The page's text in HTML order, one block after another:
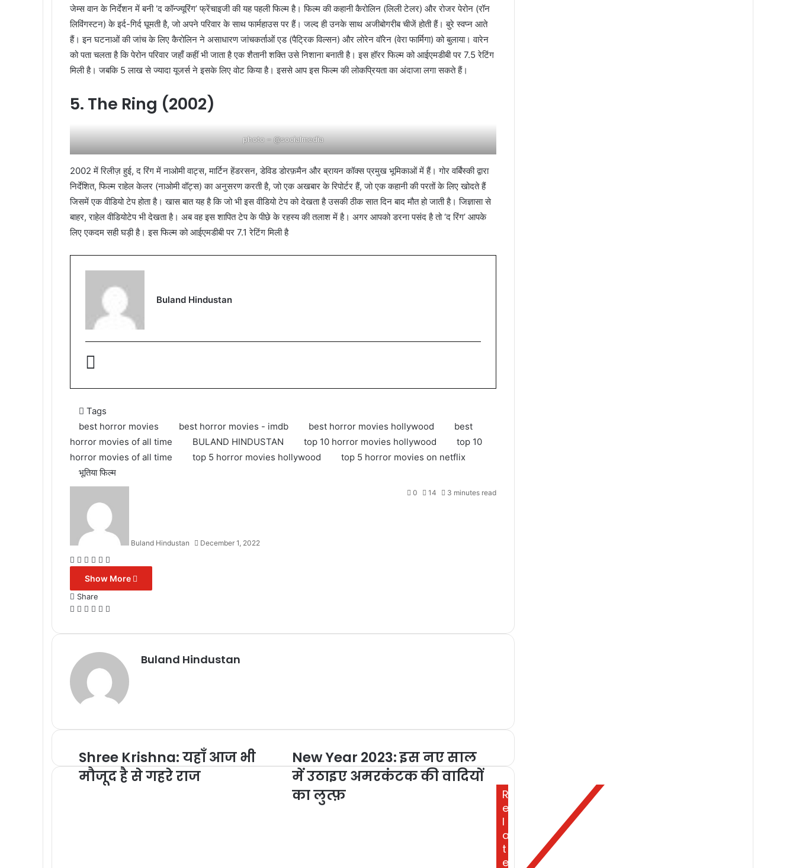
जेम्स वान के निर्देशन में बनी ‘द कॉन्ज्यूरिंग’ फ्रेंचाइजी की यह पहली फिल्म है। फिल्म की कहानी कैरोलिन (लिली टेलर) और रोजर पेरोन (रॉन
लिविंगस्टन) के इर्द-गिर्द घूमती है, जो अपने परिवार के साथ फार्महाउस पर हैं। जल्द ही उनके साथ अजीबोगरीब चीजें होती हैं। बुरे स्वप्न आते
हैं। इन घटनाओं की जांच के लिए कैरोलिन ने असाधारण जांचकर्ताओं एड (पैट्रिक विल्सन) और लोरेन वॉरेन (वेरा फार्मिगा) को बुलाया। वारेन
को पता चलता है कि पेरोन परिवार जहाँ कहीं भी जाता है एक शैतानी शक्ति उसे निशाना बनाती है। इस हॉरर फिल्म को आईएमडीबी पर 7.5 रेटिंग
मिली है। जबकि 5 लाख से ज्यादा यूजर्स ने इसके लिए वोट किया है। इससे आप इस फिल्म की लोकप्रियता का अंदाजा लगा सकते हैं।
5. The Ring (2002)
photo – @socialmedia
2002 में रिलीज़ हुई, द रिंग में नाओमी वाट्स, मार्टिन हेंडरसन, डेविड डोरफ़मैन और ब्रायन कॉक्स प्रमुख भूमिकाओं में हैं। गोर वर्बिंस्की द्वारा
निर्देशित, फिल्म राहेल केलर (नाओमी वॉट्स) का अनुसरण करती है, जो एक अखबार के रिपोर्टर हैं, जो एक कहानी की परतों के लिए खोदते हैं
जिसमें एक वीडियो टेप होता है। खास बात यह है कि जो भी इस वीडियो टेप को देखता है उसकी ठीक सात दिन बाद मौत हो जाती है। जिज्ञासा से
बाहर, राहेल वीडियोटेप भी देखता है। अब वह इस शापित टेप के पीछे के रहस्य की तलाश में है। अगर आपको डरना पसंद है तो ‘द रिंग’ आपके
लिए एकदम सही घड़ी है। इस फिल्म को आईएमडीबी पर 7.1 रेटिंग मिली है
Buland Hindustan
Tags
best horror movies
best horror movies - imdb best horror movies hollywood
best
horror movies of all time
BULAND HINDUSTAN top 10 horror movies hollywood
top 10
horror movies of all time
top 5 horror movies hollywood
top 5 horror movies on netflix
भूतिया फिल्म
Buland Hindustan December 1, 2022
0 14 3 minutes read
Facebook
X Messenger
Messenger
WhatsApp
Show More
Share
Facebook
X Messenger
Messenger
WhatsApp
Buland Hindustan
Shree Krishna: यहाँ आज भी
मौजूद है से गहरे राज
New Year 2023: इस नए साल
में उठाइए अमरकंटक की वादियों
का लुत्फ़
R
e
l
a
t
e